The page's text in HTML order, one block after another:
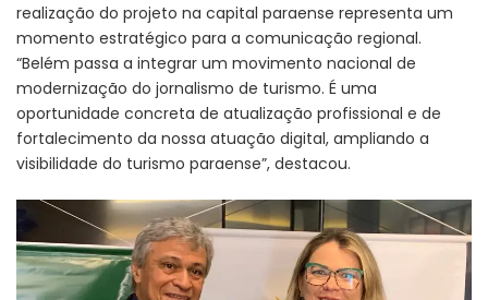
realização do projeto na capital paraense representa um
momento estratégico para a comunicação regional.
“Belém passa a integrar um movimento nacional de
modernização do jornalismo de turismo. É uma
oportunidade concreta de atualização profissional e de
fortalecimento da nossa atuação digital, ampliando a
visibilidade do turismo paraense”, destacou.